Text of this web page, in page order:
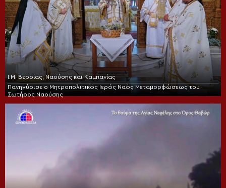
Ι.Μ. Βεροίας, Ναούσης και Καμπανίας
Πανηγύρισε ο Μητροπολιτικός Ιερός Ναός Μεταμορφώσεως του
Σωτήρος Ναούσης